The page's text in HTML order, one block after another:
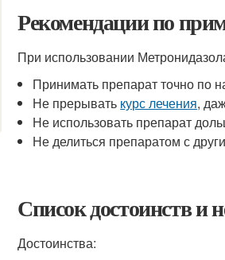
Рекомендации по
При использовании
Принимать препарат точно по
Не прерывать курс лечения,
Не использовать препарат
Не делиться препаратом с
Список достоинств и
Достоинства: